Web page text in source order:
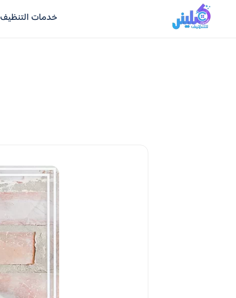
خدمات التنظيف